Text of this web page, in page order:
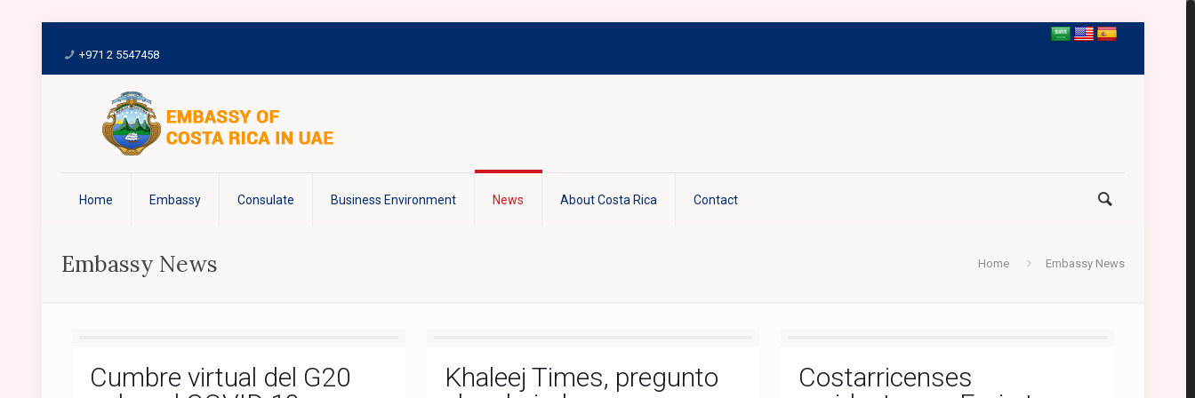
+971 2 5547458
Home Embassy Consulate Business Environment News About Costa Rica Contact
Embassy News Home Embassy News
Cumbre virtual del G20
Khaleej Times, pregunto
Costarricenses